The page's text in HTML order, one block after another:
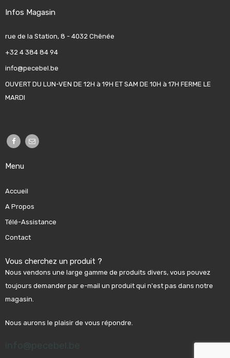
Infos Magasin
rue de la Station, 8 - 4032 Chênée
+32 4 384 84 94
info@pecebel.be
OUVERT DU LUN-VEN DE 12H à 19H ET SAM DE 10H à 17H FERME LE
MARDI
Menu
Accueil
A Propos
Télé-Assistance
Contact
Vous cherchez un produit ?
Nous vendons une large gamme de produits divers, vous pouvez
toujours demander par e-mail un produit qui n'est pas dans notre
magasin.
Nous aurons le plaisir de vous répondre.